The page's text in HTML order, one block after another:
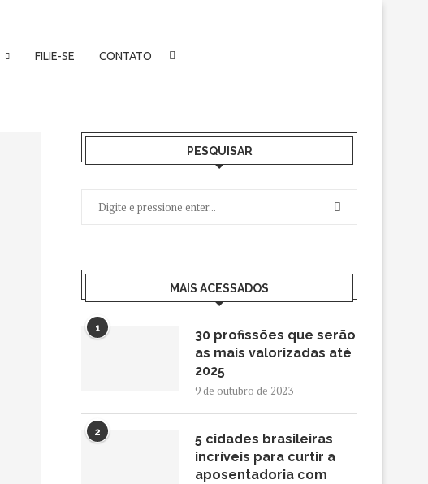
FILIE-SE CONTATO
PESQUISAR
MAIS ACESSADOS
1
30 profissões que serão
as mais valorizadas até
2025
9 de outubro de 2023
2
5 cidades brasileiras
incríveis para curtir a
aposentadoria com